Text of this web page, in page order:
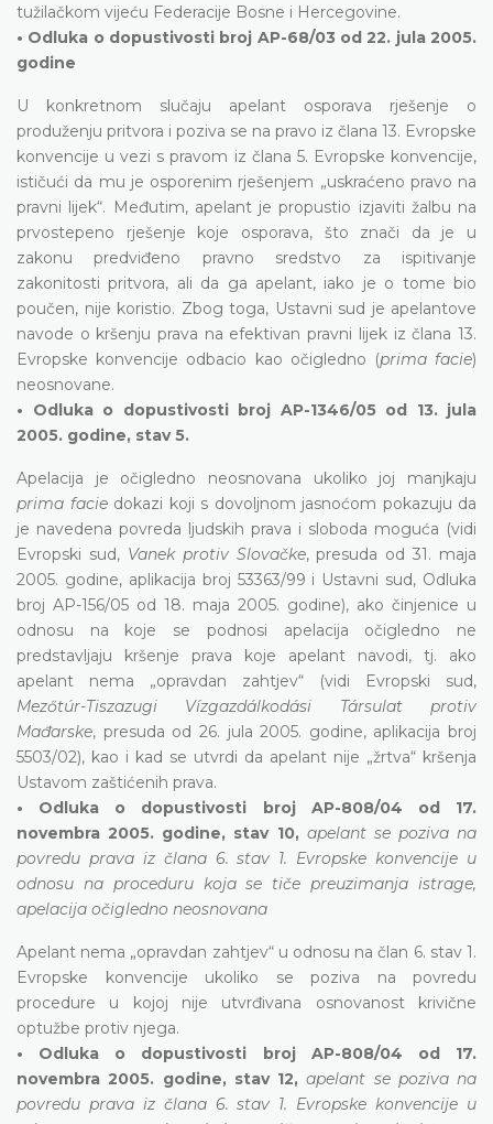
tužilačkom vijeću Federacije Bosne i Hercegovine.
• Odluka o dopustivosti broj AP-68/03 od 22. jula 2005.
godine
U konkretnom slučaju apelant osporava rješenje o
produženju pritvora i poziva se na pravo iz člana 13. Evropske
konvencije u vezi s pravom iz člana 5. Evropske konvencije,
ističući da mu je osporenim rješenjem „uskraćeno pravo na
pravni lijek“. Međutim, apelant je propustio izjaviti žalbu na
prvostepeno rješenje koje osporava, što znači da je u
zakonu predviđeno pravno sredstvo za ispitivanje
zakonitosti pritvora, ali da ga apelant, iako je o tome bio
poučen, nije koristio. Zbog toga, Ustavni sud je apelantove
navode o kršenju prava na efektivan pravni lijek iz člana 13.
Evropske konvencije odbacio kao očigledno (prima facie)
neosnovane.
• Odluka o dopustivosti broj AP-1346/05 od 13. jula
2005. godine, stav 5.
Apelacija je očigledno neosnovana ukoliko joj manjkaju
prima faciedokazi koji s dovoljnom jasnoćom pokazuju da
je navedena povreda ljudskih prava i sloboda moguća (vidi
Evropski sud, Vanek protiv Slovačke, presuda od 31. maja
2005. godine, aplikacija broj 53363/99 i Ustavni sud, Odluka
broj AP-156/05 od 18. maja 2005. godine), ako činjenice u
odnosu na koje se podnosi apelacija očigledno ne
predstavljaju kršenje prava koje apelant navodi, tj. ako
apelant nema „opravdan zahtjev“ (vidi Evropski sud,
Mezőtúr-Tiszazugi Vízgazdálkodási Társulat protiv
Mađarske, presuda od 26. jula 2005. godine, aplikacija broj
5503/02), kao i kad se utvrdi da apelant nije „žrtva“ kršenja
Ustavom zaštićenih prava.
• Odluka o dopustivosti broj AP-808/04 od 17.
novembra 2005. godine, stav 10, apelant se poziva na
povredu prava iz člana 6. stav 1. Evropske konvencije u
odnosu na proceduru koja se tiče preuzimanja istrage,
apelacija očigledno neosnovana
Apelant nema „opravdan zahtjev“ u odnosu na član 6. stav 1.
Evropske konvencije ukoliko se poziva na povredu
procedure u kojoj nije utvrđivana osnovanost krivične
optužbe protiv njega.
• Odluka o dopustivosti broj AP-808/04 od 17.
novembra 2005. godine, stav 12,apelant se poziva na
povredu prava iz člana 6. stav 1. Evropske konvencije u